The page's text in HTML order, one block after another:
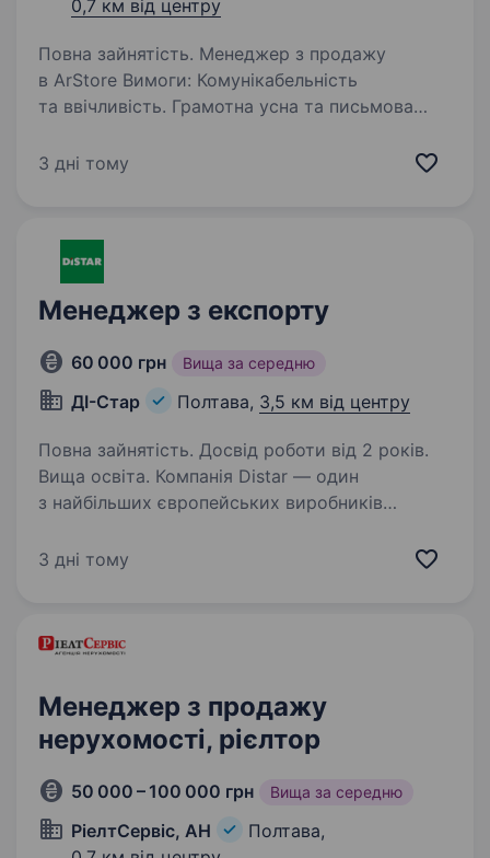
0,7 км від центру
Повна зайнятість. Менеджер з продажу
в ArStore Вимоги: Комунікабельність
та ввічливість. Грамотна усна та письмова
з клієнтами та знаходити індивідуальний
3 дні тому
Менеджер з експорту
60 000 грн Вища за середню
ДІ-Стар Полтава, 3,5 км від центру
Повна зайнятість. Досвід роботи від 2 років.
Вища освіта. Компанія Distar — один
з найбільших європейських виробників
індустрії. Виробництво та головний офіс
3 дні тому
Менеджер з продажу
нерухомості, рієлтор
50 000 – 100 000 грн Вища за середню
РіелтСервіс, АН
Полтава,